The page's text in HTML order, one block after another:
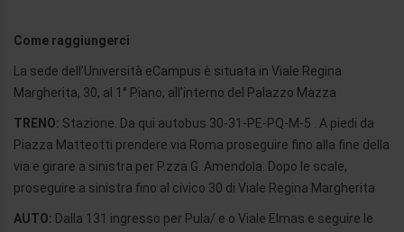
Come raggiungerci
La sede dell’Università eCampus è situata in Viale Regina
Margherita, 30, al 1° Piano, all’interno del Palazzo Mazza
TRENO: Stazione. Da qui autobus 30-31-PE-PQ-M-5 . A piedi da
Piazza Matteotti prendere via Roma proseguire fino alla fine della
via e girare a sinistra per P.zza G. Amendola. Dopo le scale,
proseguire a sinistra fino al civico 30 di Viale Regina Margherita
AUTO: Dalla 131 ingresso per Pula/ e o Viale Elmas e seguire le